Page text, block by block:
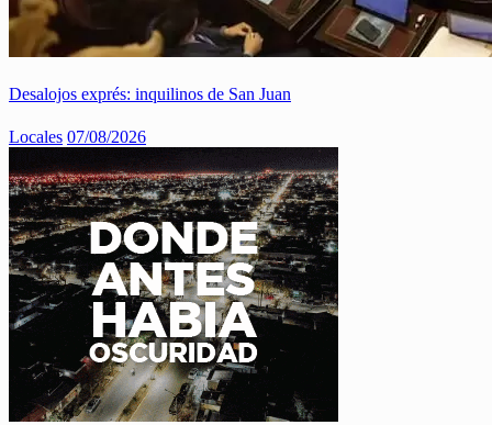
Desalojos exprés: inquilinos de San Juan
Locales 07/08/2026